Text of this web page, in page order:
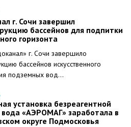
г. Сочи завершил
бассейнов для подпитки
горизонта
г. Сочи завершило
бассейнов искусственного
подземных вод...
установка безреагентной
вода «АЭРОМАГ» заработала в
округе Подмосковья